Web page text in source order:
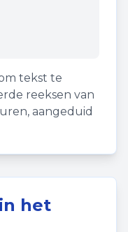
tekst te
reeksen van
aangeduid
in het